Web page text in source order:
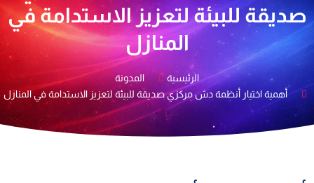
صديقة للبيئة لتعزيز الاستدامة في
المنازل
الرئيسية
المدونة
أهمية اختيار أنظمة دش مركزي صديقة للبيئة لتعزيز الاستدامة في المنازل